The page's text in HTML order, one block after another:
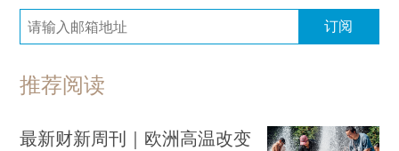
订阅
推荐阅读
最新财新周刊｜欧洲高温改变